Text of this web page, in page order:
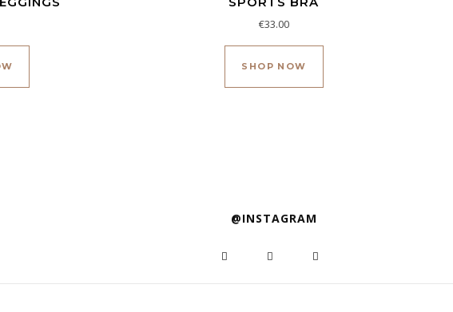
Este producto tiene múltiples variantes. Las opciones se pueden elegir en
€33.00
SHOP NOW
Este producto tiene
@INSTAGRAM